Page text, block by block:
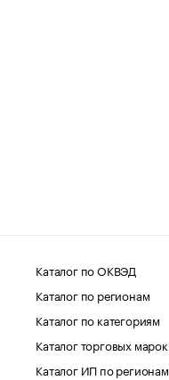
Каталог по ОКВЭД
Каталог по регионам
Каталог по категориям
Каталог торговых марок
Каталог ИП по регионам